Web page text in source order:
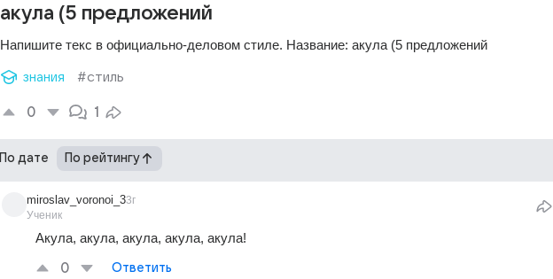
акула (5 предложений
Напишите текс в официально-деловом стиле. Название: акула (5 предложений
знания #стиль
0 1
По дате По рейтингу
miroslav_voronoi_3
Ученик
3г
Акула, акула, акула, акула, акула!
0 Ответить